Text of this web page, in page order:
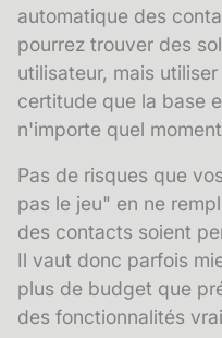
automatique des
pourrez trouver des
utilisateur, mais
certitude que la base
n'importe quel
Pas de risques que
pas le jeu" en ne
des contacts soient
Il vaut donc parfois
plus de budget que
des fonctionnalités